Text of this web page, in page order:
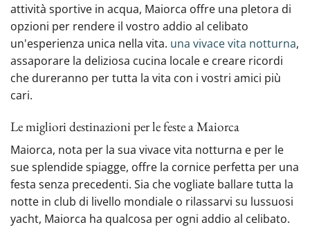
attività sportive in acqua, Maiorca offre una pletora di
opzioni per rendere il vostro addio al celibato
un'esperienza unica nella vita. una vivace vita notturna,
assaporare la deliziosa cucina locale‍ e creare ricordi
che dureranno per tutta la vita con i vostri amici più
cari.
Le migliori destinazioni per le feste a Maiorca
Maiorca, nota per la sua vivace vita notturna e per le
sue splendide spiagge, offre la cornice perfetta per una
festa senza precedenti. Sia che vogliate ballare tutta la
notte in club di livello mondiale o rilassarvi su lussuosi
yacht, Maiorca ha qualcosa per ogni addio al celibato.